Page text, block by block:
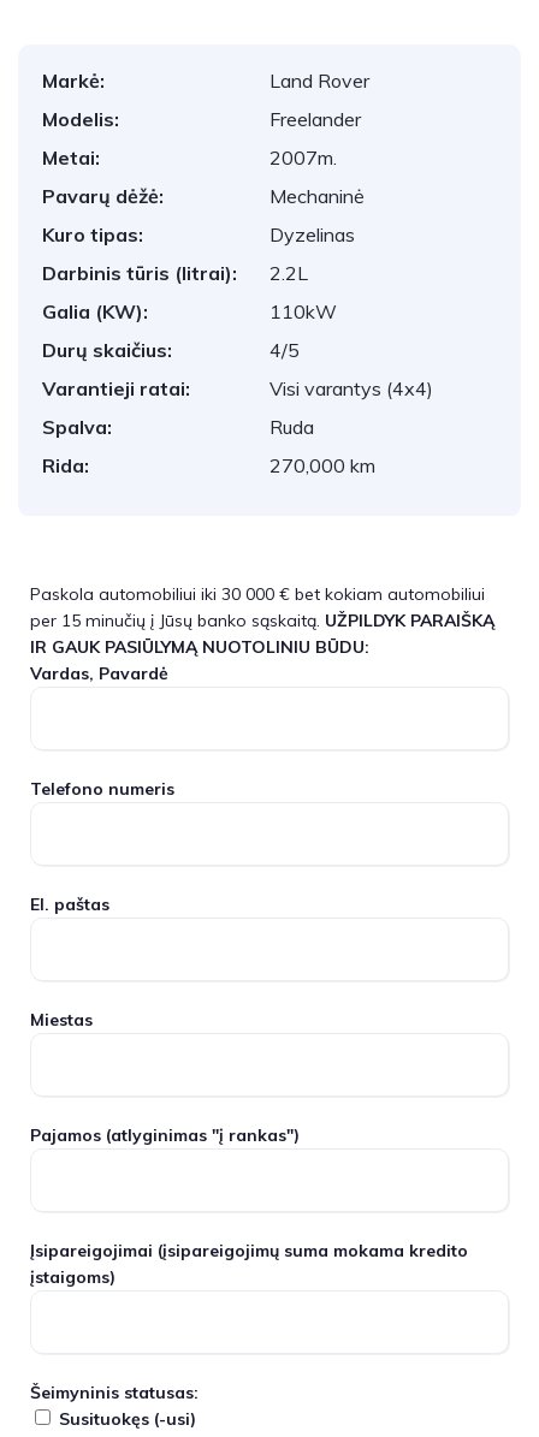
Markė:
Land Rover
Modelis:
Freelander
Metai:
2007m.
Pavarų dėžė:
Mechaninė
Kuro tipas:
Dyzelinas
Darbinis tūris (litrai):
2.2L
Galia (KW):
110kW
Durų skaičius:
4/5
Varantieji ratai:
Visi varantys (4x4)
Spalva:
Ruda
Rida:
270,000 km
Paskola automobiliui iki 30 000 € bet kokiam automobiliui
per 15 minučių į Jūsų banko sąskaitą. UŽPILDYK PARAIŠKĄ
IR GAUK PASIŪLYMĄ NUOTOLINIU BŪDU:
Vardas, Pavardė
Telefono numeris
El. paštas
Miestas
Pajamos (atlyginimas "į rankas")
Įsipareigojimai (įsipareigojimų suma mokama kredito
įstaigoms)
Šeimyninis statusas:
Susituokęs (-usi)